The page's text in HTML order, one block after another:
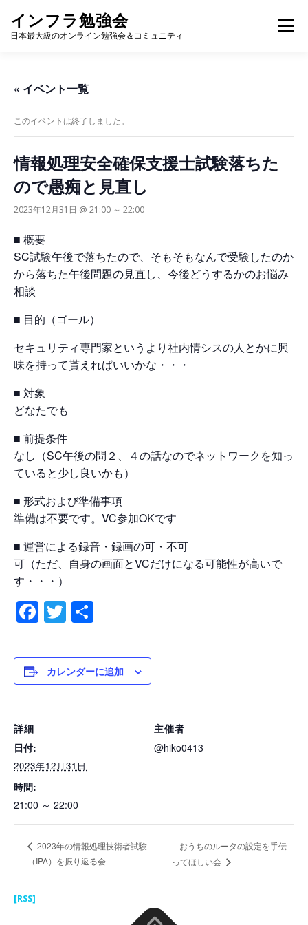
インフラ勉強会
日本最大級のオンライン勉強会＆コミュニティ
メニュー
« イベント一覧
このイベントは終了しました。
情報処理安全確保支援士試験落ちた
ので愚痴と見直し
2023年12月31日 @ 21:00 ～ 22:00
■ 概要
SC試験午後で落ちたので、そもそもなんで受験したのか
から落ちた午後問題の見直し、今後どうするかのお悩み
相談
■ 目的（ゴール）
セキュリティ専門家というより社内情シスの人とかに興
味を持って貰えればいいかな・・・
■ 対象
どなたでも
■ 前提条件
なし（SC午後の問２、４の話なのでネットワークを知っ
ていると少し良いかも）
■ 形式および準備事項
準備は不要です。VC参加OKです
■ 運営による録音・録画の可・不可
可（ただ、自身の画面とVCだけになる可能性が高いで
す・・・）
Facebook
Twitter
カレンダーに追加
詳細
日付:
2023年12月31日
時間:
21:00 ～ 22:00
主催者
@hiko0413
2023年の情報処理技術者試験
（IPA）を振り返る会
おうちのルータの設定を手伝
ってほしい会
[RSS]